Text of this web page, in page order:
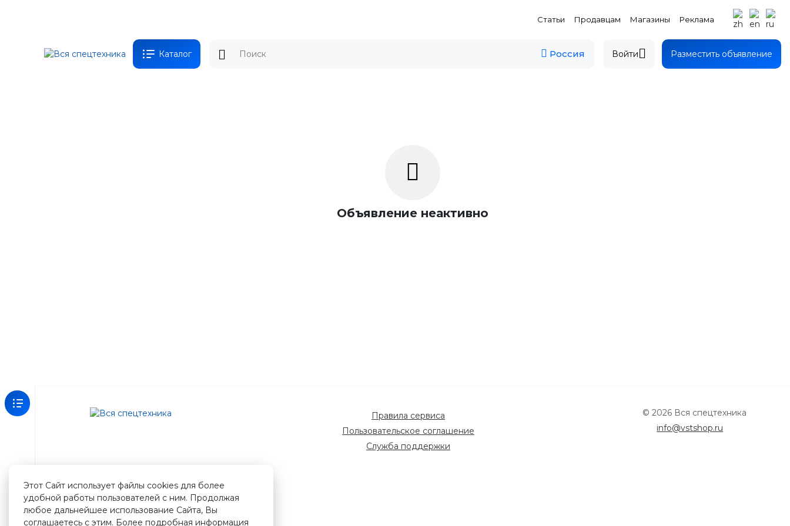
Статьи Продавцам Магазины Реклама
Каталог Россия Войти Разместить объявление
Объявление неактивно
нашем
и
получите
500
Этот Сайт использует файлы cookies для более
удобной работы пользователей с ним. Продолжая
любое дальнейшее использование Сайта, Вы
соглашаетесь с этим. Более подробная информация
Правила сервиса
Пользовательское соглашение
Служба поддержки
© 2026 Вся спецтехника
info@vstshop.ru